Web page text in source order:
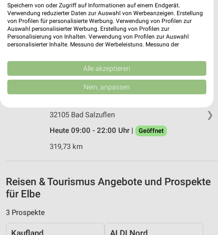
Reisedienst Fuhrmann Rennau
Hof Trendel 5
38368 Rennau
❯
VitaSol Therme - Kannewischer Collection Bad
Salzuflen
32105 Bad Salzuflen
Heute 09:00 - 22:00 Uhr |
Geöffnet
319,73 km
Reisen & Tourismus Angebote und Prospekte
für Elbe
3 Prospekte
Speichern von oder Zugriff auf Informationen auf einem Endgerät.
Verwendung reduzierter Daten zur Auswahl von Werbeanzeigen. Erstellung
von Profilen für personalisierte Werbung. Verwendung von Profilen zur
Auswahl personalisierter Werbung. Erstellung von Profilen zur
Personalisierung von Inhalten. Verwendung von Profilen zur Auswahl
personalisierter Inhalte. Messung der Werbeleistung. Messung der
Kombinationen von Daten aus verschiedenen Quellen. Entwicklung und
Verbesserung der Angebote. Verwendung reduzierter Daten zur Auswahl
von Inhalten.
Daten können außerhalb der Europäischen Union weitergegeben und in die
Website/App.
IAB-Verarbeitungszwecke:
Verwendung reduzierter Daten zur Auswahl von
Werbeanzeigen
Erstellung von Profilen für personalisierte
Alle akzeptieren
Nein, anpassen